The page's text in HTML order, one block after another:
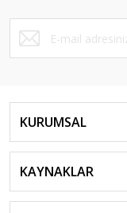
KURUMSAL
KAYNAKLAR